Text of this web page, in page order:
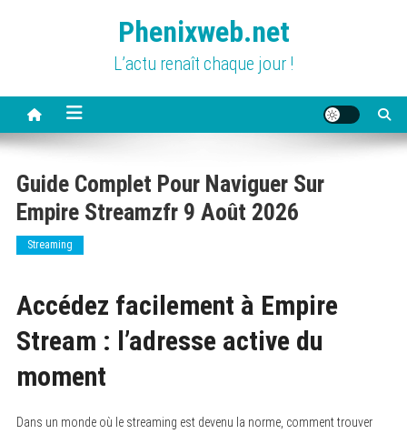
Phenixweb.net
L’actu renaît chaque jour !
Guide Complet Pour Naviguer Sur
Empire Streamzfr 9 Août 2026
Streaming
Accédez facilement à Empire
Stream : l’adresse active du
moment
Dans un monde où le streaming est devenu la norme, comment trouver